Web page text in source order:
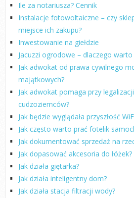
Ile za notariusza? Cennik
Instalacje fotowoltaiczne – czy
miejsce ich zakupu?
Inwestowanie na giełdzie
Jacuzzi ogrodowe – dlaczego
Jak adwokat od prawa cywilnego
majątkowych?
Jak adwokat pomaga przy
cudzoziemców?
Jak będzie wyglądała przyszłość
Jak często warto prać fotelik
Jak dokumentować sprzedaż na
Jak dopasować akcesoria do łóżek?
Jak działa giętarka?
Jak działa inteligentny dom?
Jak działa stacja filtracji wody?